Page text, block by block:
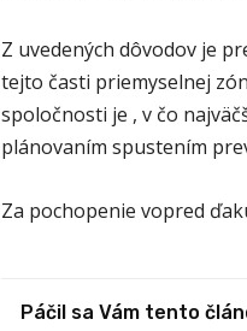
Z uvedených dôvodov je
tejto časti priemyselnej
spoločnosti je , v čo
plánovaním spustením
Za pochopenie vopred
Páčil sa Vám tento